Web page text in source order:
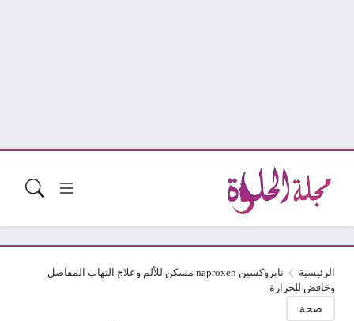
الرئيسية
نابروكسين naproxen مسكن للألم وعلاج التهاب المفاصل
وخافض للحرارة
صحة